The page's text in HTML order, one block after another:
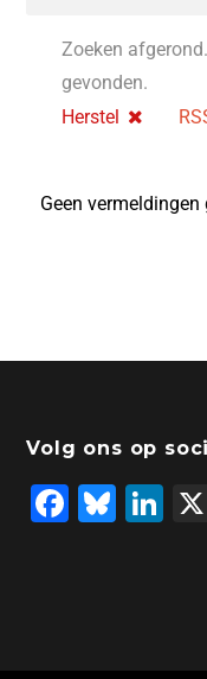
Zoeken
gevonden.
Herstel
Geen
Volg ons op
F
Bl
Li